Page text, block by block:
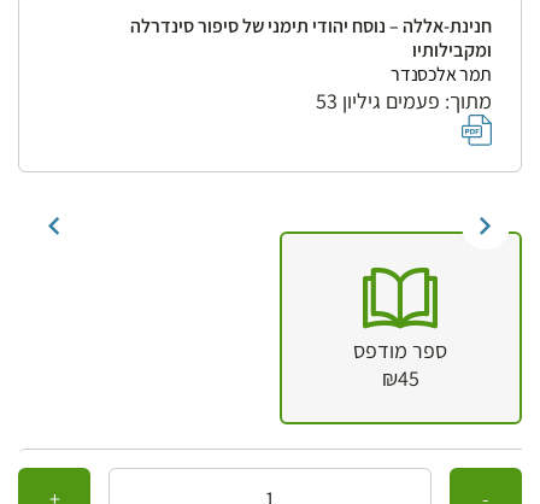
חנינת-אללה – נוסח יהודי תימני של סיפור סינדרלה
ומקבילותיו
תמר אלכסנדר
מתוך: פעמים גיליון 53
ספר מודפס
₪45
כמות